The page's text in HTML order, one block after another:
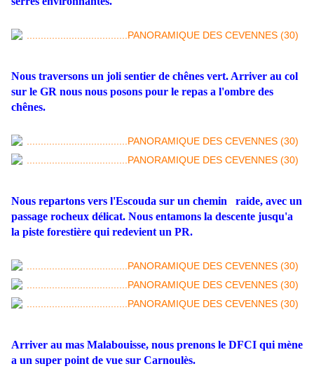
Nous traversons un joli sentier de chênes vert. Arriver au col
sur le GR nous nous posons pour le repas a l'ombre des
chênes.
Nous repartons vers l'Escouda sur un chemin raide, avec un
passage rocheux délicat. Nous entamons la descente jusqu'a
la piste forestière qui redevient un PR.
Arriver au mas Malabouisse, nous prenons le DFCI qui mène
a un super point de vue sur Carnoulès.